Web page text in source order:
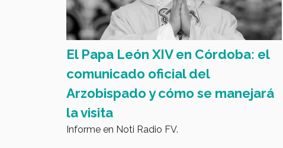
El Papa León XIV en Córdoba: el
comunicado oficial del
Arzobispado y cómo se manejará
la visita
Informe en Noti Radio FV.